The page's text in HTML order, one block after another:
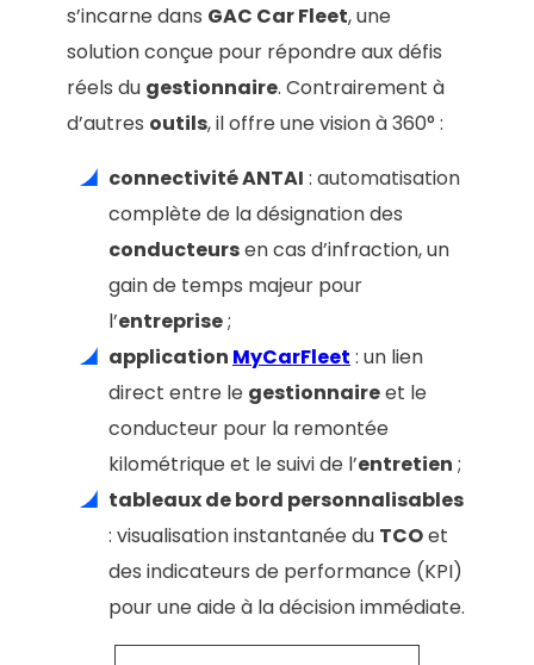
s’incarne dans GAC Car Fleet, une
solution conçue pour répondre aux défis
réels du gestionnaire. Contrairement à
d’autres outils, il offre une vision à 360° :
connectivité ANTAI : automatisation
complète de la désignation des
conducteursen cas d’infraction, un
gain de temps majeur pour
l’entreprise;
application MyCarFleet : un lien
direct entre le gestionnaireet le
conducteur pour la remontée
kilométrique et le suivi de l’entretien ;
tableaux de bord personnalisables
: visualisation instantanée du TCOet
des indicateurs de performance (KPI)
pour une aide à la décision immédiate.